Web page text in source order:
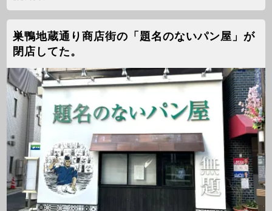
巣鴨地蔵通り商店街の「題名のないパン屋」が
閉店してた。